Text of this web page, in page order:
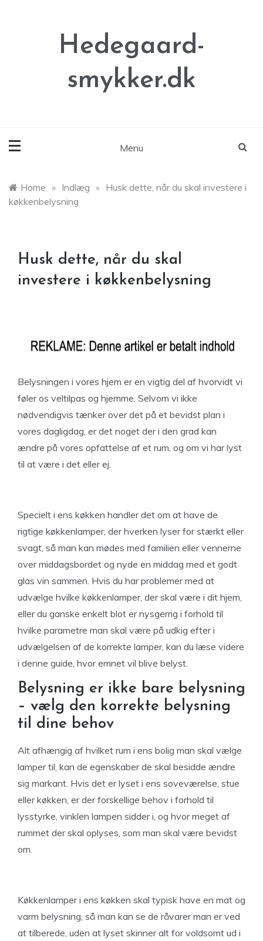
Hedegaard-
smykker.dk
Menu
Home » Indlæg » Husk dette, når du skal investere i
køkkenbelysning
Husk dette, når du skal
investere i køkkenbelysning
Belysningen i vores hjem er en vigtig del af hvorvidt vi
føler os veltilpas og hjemme. Selvom vi ikke
nødvendigvis tænker over det på et bevidst plan i
vores dagligdag, er det noget der i den grad kan
ændre på vores opfattelse af et rum, og om vi har lyst
til at være i det eller ej.
Specielt i ens køkken handler det om at have de
rigtige køkkenlamper, der hverken lyser for stærkt eller
svagt, så man kan mødes med familien eller vennerne
over middagsbordet og nyde en middag med et godt
glas vin sammen. Hvis du har problemer med at
udvælge hvilke køkkenlamper, der skal være i dit hjem,
eller du ganske enkelt blot er nysgerrig i forhold til
hvilke parametre man skal være på udkig efter i
udvælgelsen af de korrekte lamper, kan du læse videre
i denne guide, hvor emnet vil blive belyst.
Belysning er ikke bare belysning
– vælg den korrekte belysning
til dine behov
Alt afhængig af hvilket rum i ens bolig man skal vælge
lamper til, kan de egenskaber de skal besidde ændre
sig markant. Hvis det er lyset i ens soveværelse, stue
eller køkken, er der forskellige behov i forhold til
lysstyrke, vinklen lampen sidder i, og hvor meget af
rummet der skal oplyses, som man skal være bevidst
om.
Køkkenlamper i ens køkken skal typisk have en mat og
varm belysning, så man kan se de råvarer man er ved
at tilberede, uden at lyset skinner alt for voldsomt ud i